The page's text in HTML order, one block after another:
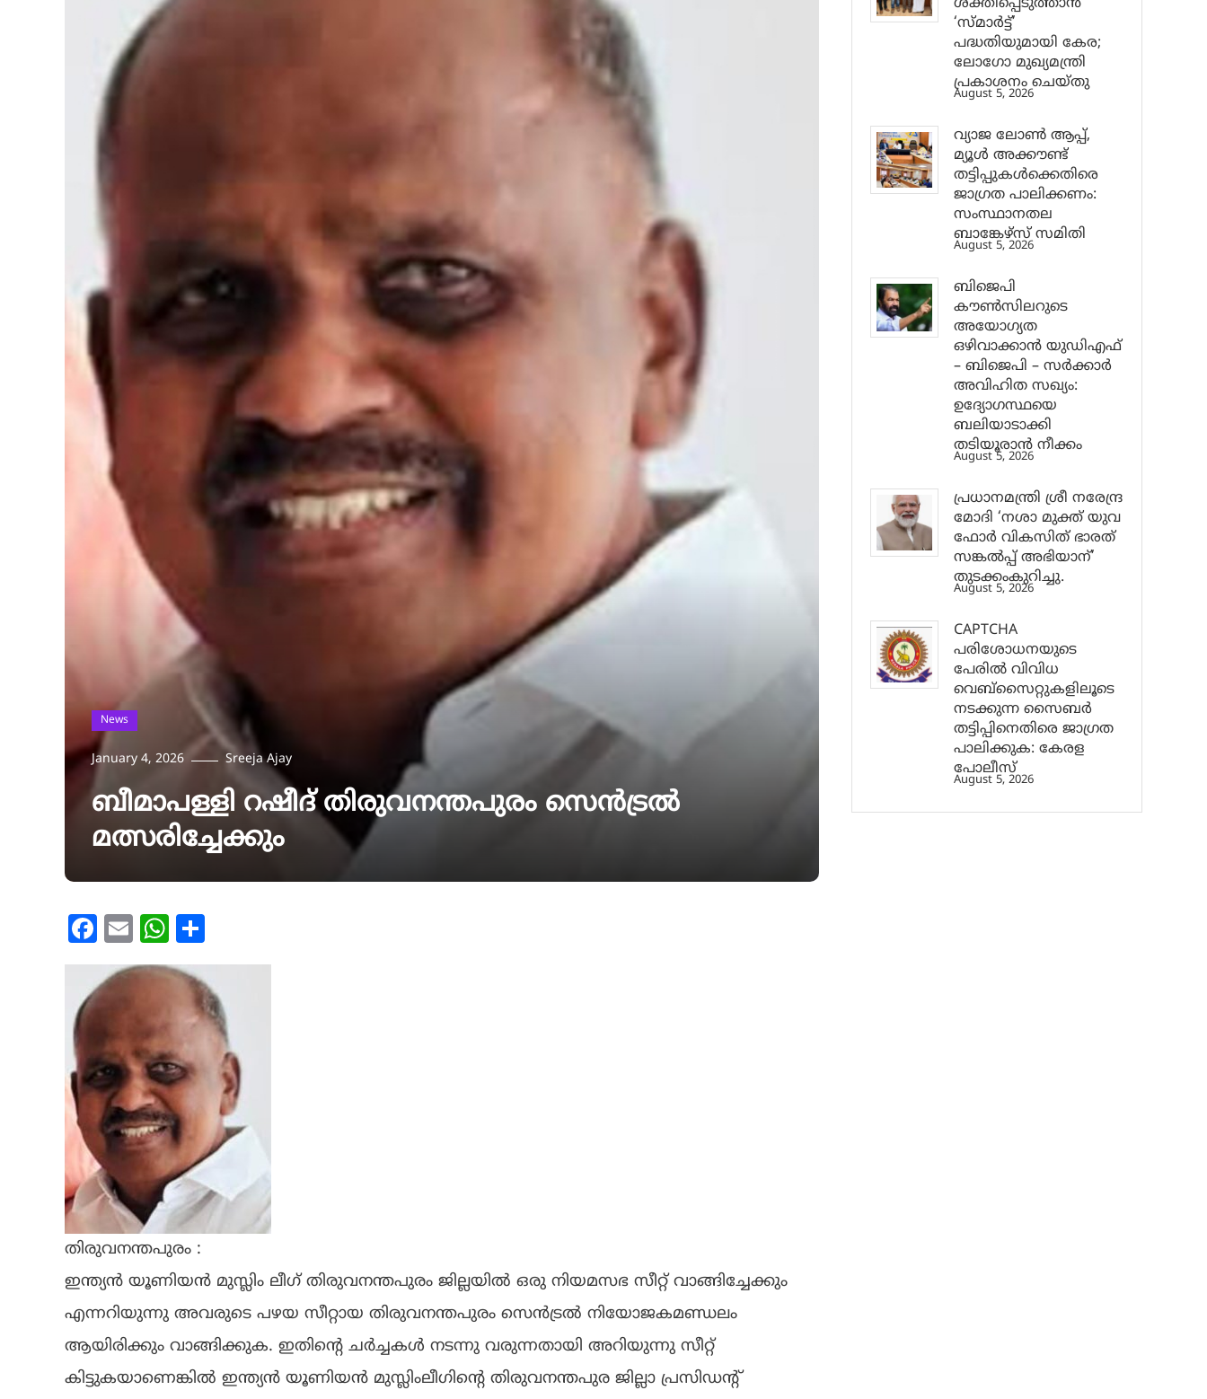
News
January 4, 2026 Sreeja Ajay
ബീമാപള്ളി റഷീദ് തിരുവനന്തപുരം സെൻട്രൽ
മത്സരിച്ചേക്കും
Facebook
Email WhatsApp
തിരുവനന്തപുരം :
ഇന്ത്യൻ യൂണിയൻ മുസ്ലിം ലീഗ് തിരുവനന്തപുരം ജില്ലയിൽ ഒരു നിയമസഭ സീറ്റ് വാങ്ങിച്ചേക്കും
എന്നറിയുന്നു അവരുടെ പഴയ സീറ്റായ തിരുവനന്തപുരം സെൻട്രൽ നിയോജകമണ്ഡലം
ആയിരിക്കും വാങ്ങിക്കുക. ഇതിന്റെ ചർച്ചകൾ നടന്നു വരുന്നതായി അറിയുന്നു സീറ്റ്
കിട്ടുകയാണെങ്കിൽ ഇന്ത്യൻ യൂണിയൻ മുസ്ലിംലീഗിന്റെ തിരുവനന്തപുര ജില്ലാ പ്രസിഡന്റ്
ശക്തിപ്പെടുത്താന്‍
‘സ്മാര്‍ട്ട്’
പദ്ധതിയുമായി കേര;
ലോഗോ മുഖ്യമന്ത്രി
പ്രകാശനം ചെയ്തു
August 5, 2026
വ്യാജ ലോൺ ആപ്പ്,
മ്യൂൾ അക്കൗണ്ട്
തട്ടിപ്പുകൾക്കെതിരെ
ജാ​ഗ്രത പാലിക്കണം:
സംസ്ഥാനതല
ബാങ്കേഴ്സ് സമിതി
August 5, 2026
ബിജെപി
കൗൺസിലറുടെ
അയോഗ്യത
ഒഴിവാക്കാൻ യുഡിഎഫ്
– ബിജെപി – സർക്കാർ
അവിഹിത സഖ്യം:
ഉദ്യോഗസ്ഥയെ
ബലിയാടാക്കി
തടിയൂരാൻ നീക്കം
August 5, 2026
പ്രധാനമന്ത്രി ശ്രീ നരേന്ദ്ര
മോദി ‘നശാ മുക്ത് യുവ
ഫോർ വികസിത് ഭാരത്
സങ്കൽപ്പ് അഭിയാന്’
തുടക്കംകുറിച്ചു.
August 5, 2026
CAPTCHA
പരിശോധനയുടെ
പേരില്‍ വിവിധ
വെബ്സൈറ്റുകളിലൂടെ
നടക്കുന്ന സൈബര്‍
തട്ടിപ്പിനെതിരെ ജാഗ്രത
പാലിക്കുക: കേരള
പോലീസ്
August 5, 2026